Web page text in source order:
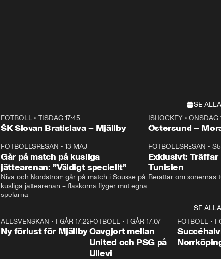
SE ALLA
Plus
FOTBOLL• TISDAG 17:45
ŠK Slovan Bratislava – Mjällby
Plus
ISHOCKEY• ONSDAG
Östersund –
FOTBOLLSRESAN • 13 MAJ
Går på match på kusliga
jättearenan: ”Väldigt speciellt”
Niva och Nordström går på match i Sousse på
kusliga jättearenan – flaskorna flyger mot egna
spelarna
FOTBOLLSRESAN •
Exklusivt: Träffar
Tunisien
Berättar om sönernas
SE ALLA
0:37
ALLSVENSKAN • I GÅR 17:22
Ny förlust för Mjällby
FOTBOLL • I GÅR 17:07
Oavgjort mellan
United och PSG på
Ullevi
FOTBOLL • I